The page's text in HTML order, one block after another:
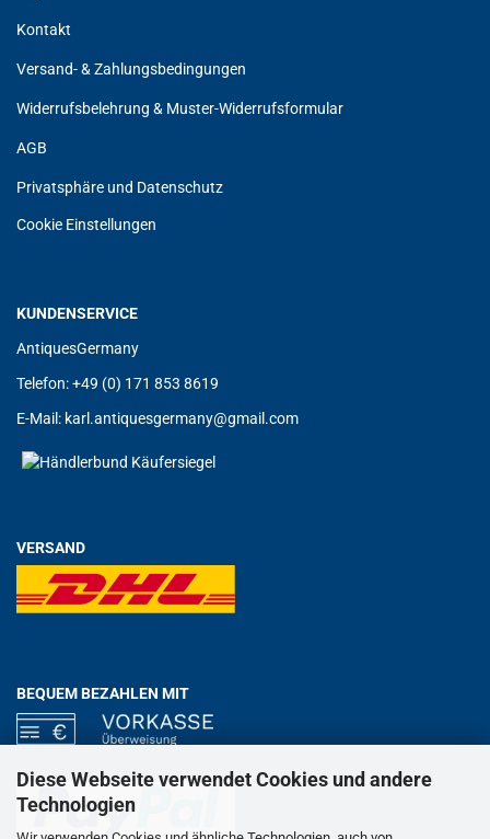
Diese Webseite verwendet Cookies und andere
Technologien
Kontakt
Versand- & Zahlungsbedingungen
Widerrufsbelehrung & Muster-Widerrufsformular
AGB
Privatsphäre und Datenschutz
Cookie Einstellungen
KUNDENSERVICE
AntiquesGermany
Telefon: +49 (0) 171 853 8619
E-Mail: karl.antiquesgermany@gmail.com
VERSAND
BEQUEM BEZAHLEN MIT